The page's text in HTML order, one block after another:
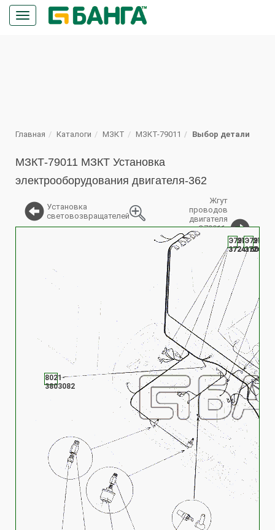
Кнопка
меню
Главная Каталоги МЗКТ МЗКТ-79011 Выбор детали
МЗКТ-79011 МЗКТ Установка
электрооборудования двигателя-362
Установка
световозвращателей
%
Жгут
проводов
двигателя
Э79011-
3724160,
6527-
3724160
6527-
3724160
Э79011-
3724160
6527-
3724062
Э79011-
3724062
8021-
3803082